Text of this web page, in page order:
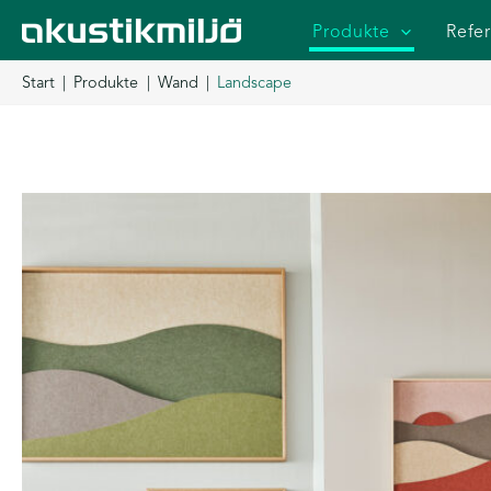
Inhalt
springen
Produkte
Start Produkte Wand Landscape